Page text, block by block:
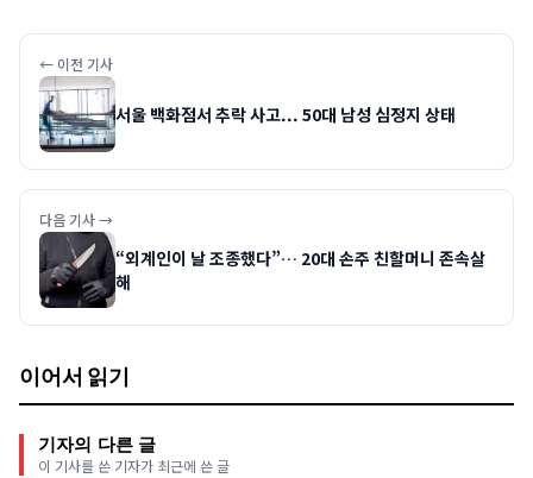
← 이전 기사
서울 백화점서 추락 사고... 50대 남성 심정지 상태
다음 기사 →
“외계인이 날 조종했다”… 20대 손주 친할머니 존속살
해
이어서 읽기
기자의 다른 글
이 기사를 쓴 기자가 최근에 쓴 글